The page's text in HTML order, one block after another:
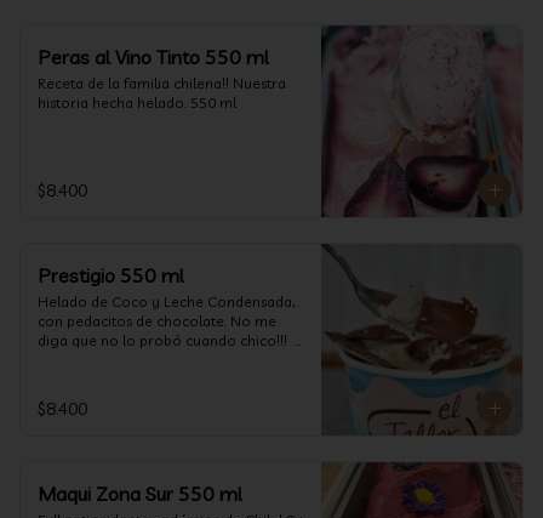
Peras al Vino Tinto 550 ml
Receta de la familia chilena!! Nuestra
historia hecha helado. 550 ml
$8.400
Prestigio 550 ml
Helado de Coco y Leche Condensada,
con pedacitos de chocolate. No me
diga que no lo probó cuando chico!!!
$8.400
Maqui Zona Sur 550 ml